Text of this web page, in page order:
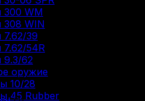
300 WM
308 WIN
7.62/39
7.62/54R
9.3/62
оружие
10/28
45 Rubber